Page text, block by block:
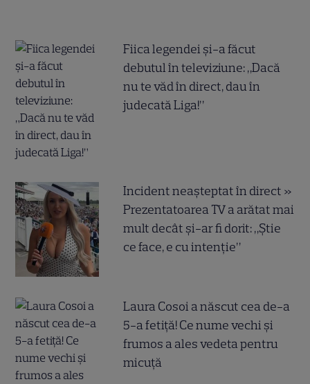
Fiica legendei și-a făcut
debutul în televiziune: „Dacă
nu te văd în direct, dau în
judecată Liga!”
Incident neașteptat în direct »
Prezentatoarea TV a arătat mai
mult decât și-ar fi dorit: „Știe
ce face, e cu intenție”
Laura Cosoi a născut cea de-a
5-a fetiță! Ce nume vechi și
frumos a ales vedeta pentru
micuță